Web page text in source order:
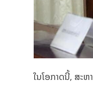
ໃນໂອກາດນີ້, ສະ